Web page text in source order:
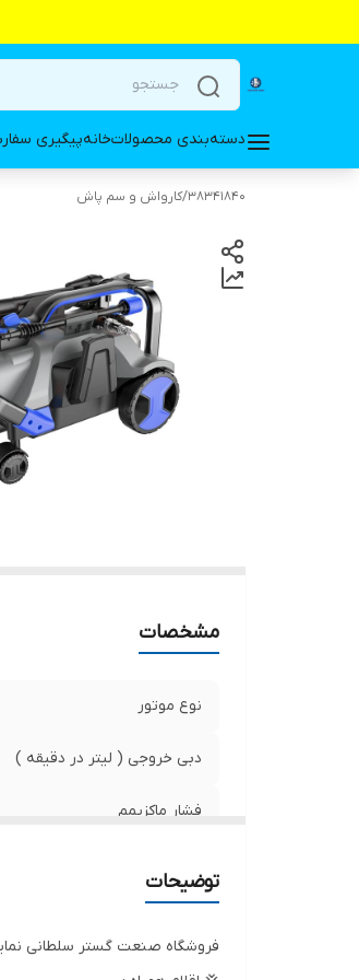
دسته‌بندی محصولاتخانهپیگیری
38341840
/کارواش و سم پاش
مشخصات
نوع موتور
دبی خروجی ( لیتر در دقیقه )
فشار ماکزیمم
توضیحات
فروشگاه صنعت گستر سلطانی